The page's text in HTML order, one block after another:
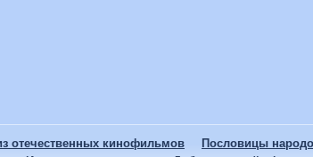
отечественных кинофильмов
Пословицы